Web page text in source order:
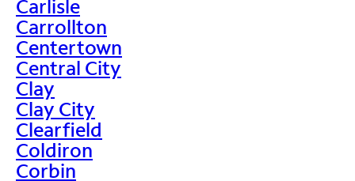
Carlisle
Carrollton
Centertown
Central City
Clay
Clay City
Clearfield
Coldiron
Corbin